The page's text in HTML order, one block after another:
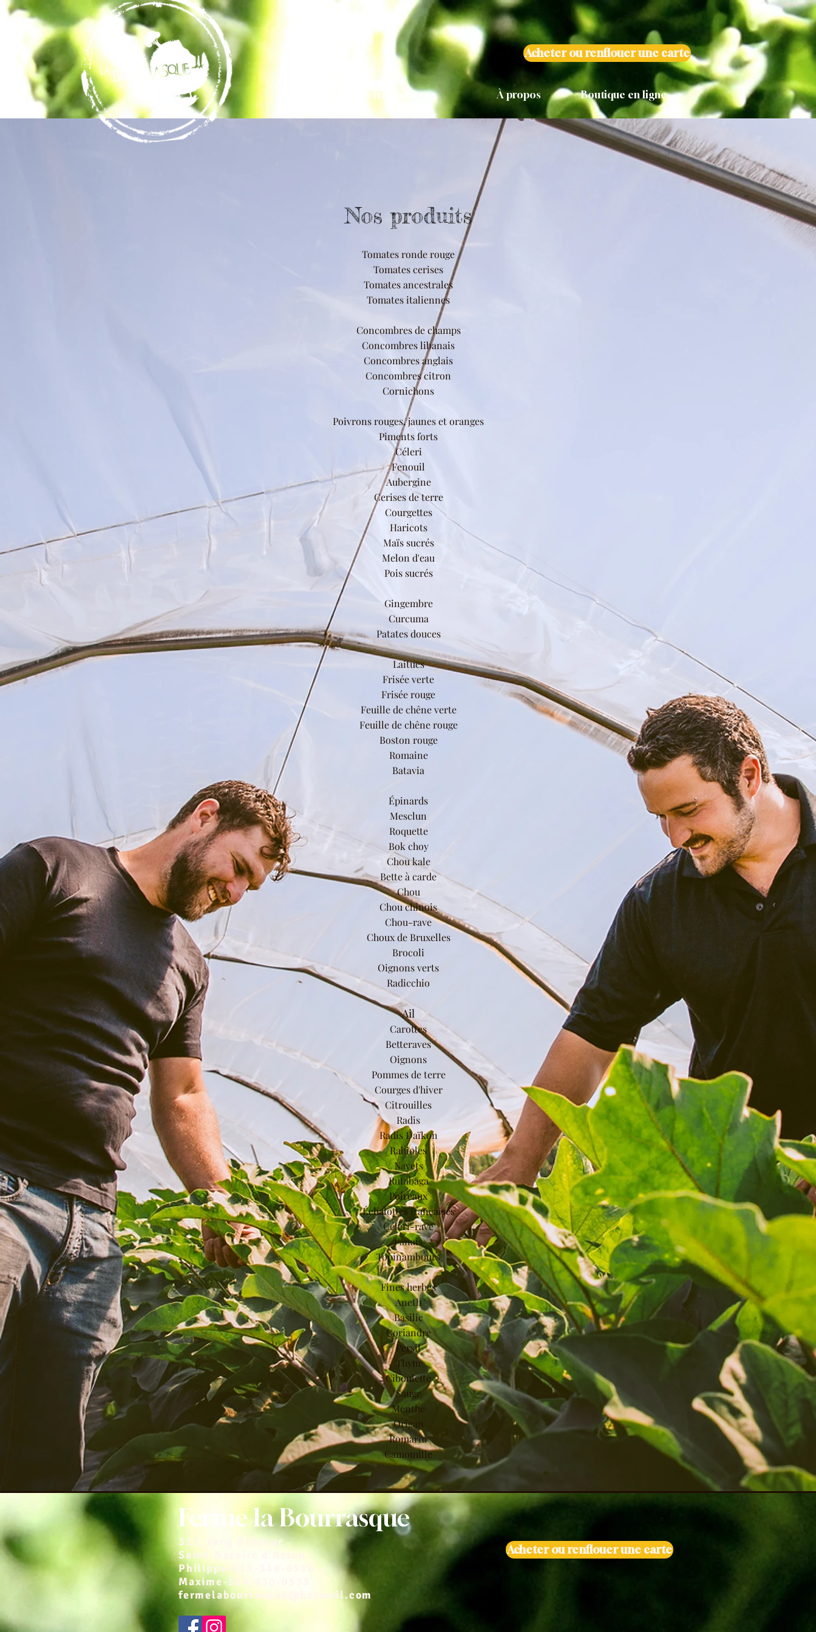
Nos marchés fermiers À propos Boutique en ligne
Acheter ou renflouer une carte
Nos produits
Tomates ronde rouge
Tomates cerises
Tomates ancestrales
Tomates italiennes
Concombres de champs
Concombres libanais
Concombres anglais
Concombres citron
Cornichons
Poivrons rouges, jaunes et oranges
Piments forts
Céleri
Fenouil
Aubergine
Cerises de terre
Courgettes
Haricots
Maïs sucrés
Melon d'eau
Pois sucrés
Gingembre
Curcuma
Patates douces
Laitues
Frisée verte
Frisée rouge
Feuille de chêne verte
Feuille de chêne rouge
Boston rouge
Romaine
Batavia
Épinards
Mesclun
Roquette
Bok choy
Chou kale
Bette à carde
Chou
Chou chinois
Chou-rave
Choux de Bruxelles
Brocoli
Oignons verts
Radicchio
Ail
Carottes
Betteraves
Oignons
Pommes de terre
Courges d'hiver
Citrouilles
Radis
Radis Daïkon
Rabioles
Navets
Rutabaga
Poireaux
Échalottes françaises
Céleri-rave
Panais
Topinambours
Fines herbes
Aneth
Basilic
Coriandre
Persil
Thym
Ciboulette
Sauge
Menthe
Origan
Romarin
Camomille
Ferme la Bourrasque
312, rang Brodeur
Saint-Nazaire d'Acton
Philippe-514-349-0516
Maxime-514-830-0533
fermelabourrasque@hotmail.com
Acheter ou renflouer une carte